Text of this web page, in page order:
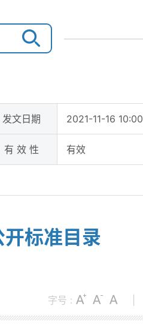
发文日期 2021-11-16 10:00
有 效 性 有效
标准目录
字号 :